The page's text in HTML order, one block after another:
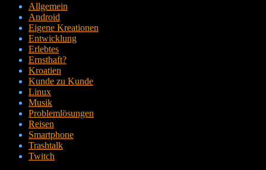
Allgemein
Android
Eigene Kreationen
Entwicklung
Erlebtes
Ernsthaft?
Kroatien
Kunde zu Kunde
Linux
Musik
Problemlösungen
Reisen
Smartphone
Trashtalk
Twitch